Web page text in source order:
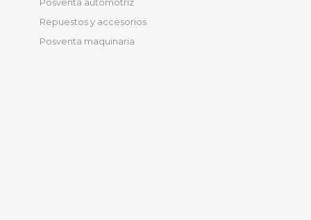
Repuestos y accesorios
Posventa maquinaria